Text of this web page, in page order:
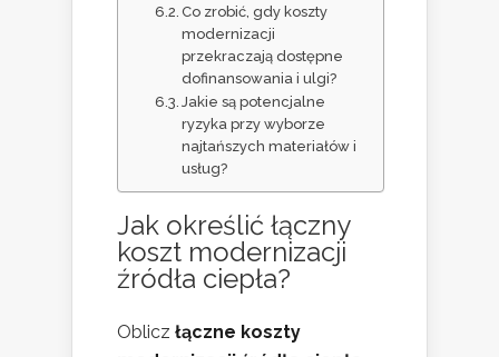
Co zrobić, gdy koszty
modernizacji
przekraczają dostępne
dofinansowania i ulgi?
Jakie są potencjalne
ryzyka przy wyborze
najtańszych materiałów i
usług?
Jak określić łączny
koszt modernizacji
źródła ciepła?
Oblicz łączne koszty